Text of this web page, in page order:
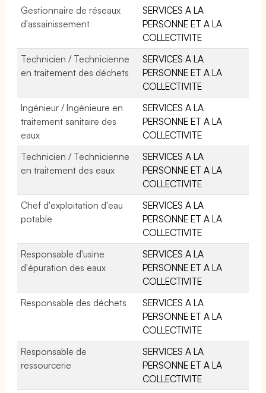
Gestionnaire de réseaux
d'assainissement
SERVICES A LA
PERSONNE ET A LA
COLLECTIVITE
Technicien / Technicienne
en traitement des déchets
SERVICES A LA
PERSONNE ET A LA
COLLECTIVITE
Ingénieur / Ingénieure en
traitement sanitaire des
eaux
SERVICES A LA
PERSONNE ET A LA
COLLECTIVITE
Technicien / Technicienne
en traitement des eaux
SERVICES A LA
PERSONNE ET A LA
COLLECTIVITE
Chef d'exploitation d'eau
potable
SERVICES A LA
PERSONNE ET A LA
COLLECTIVITE
Responsable d'usine
d'épuration des eaux
SERVICES A LA
PERSONNE ET A LA
COLLECTIVITE
Responsable des déchets
SERVICES A LA
PERSONNE ET A LA
COLLECTIVITE
Responsable de
ressourcerie
SERVICES A LA
PERSONNE ET A LA
COLLECTIVITE